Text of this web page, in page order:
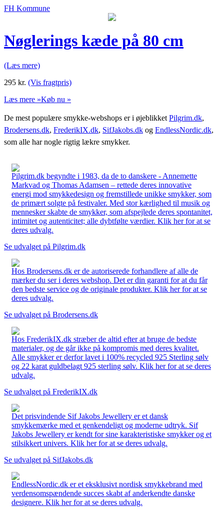
FH Kommune
Nøglerings kæde på 80 cm
(Læs mere)
295 kr. (Vis fragtpris)
Læs mere »Køb nu »
De mest populære smykke-webshops er i øjeblikket Pilgrim.dk,
Brodersens.dk, FrederikIX.dk, SifJakobs.dk og EndlessNordic.dk,
som alle har nogle rigtig lækre smykker.
Pilgrim.dk begyndte i 1983, da de to danskere - Annemette
Markvad og Thomas Adamsen – rettede deres innovative
energi mod smykkedesign og fremstillede unikke smykker, som
de primært solgte på festivaler. Med stor kærlighed til musik og
mennesker skabte de smykker, som afspejlede deres spontanitet,
intimitet og autenticitet; alle dybtfølte værdier. Klik her for at se
deres udvalg.
Se udvalget på Pilgrim.dk
Hos Brodersens.dk er de autoriserede forhandlere af alle de
mærker du ser i deres webshop. Det er din garanti for at du får
den bedste service og de originale produkter. Klik her for at se
deres udvalg.
Se udvalget på Brodersens.dk
Hos FrederikIX.dk stræber de altid efter at bruge de bedste
materialer, og de går ikke på kompromis med deres kvalitet.
Alle smykker er derfor lavet i 100% recycled 925 Sterling sølv
og 22 karat guldbelagt 925 sterling sølv. Klik her for at se deres
udvalg.
Se udvalget på FrederikIX.dk
Det prisvindende Sif Jakobs Jewellery er et dansk
smykkemærke med et genkendeligt og moderne udtryk. Sif
Jakobs Jewellery er kendt for sine karakteristiske smykker og et
stilsikkert univers. Klik her for at se deres udvalg.
Se udvalget på SifJakobs.dk
EndlessNordic.dk er et eksklusivt nordisk smykkebrand med
verdensomspændende succes skabt af anderkendte danske
designere. Klik her for at se deres udvalg.